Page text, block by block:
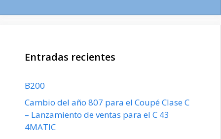
Entradas recientes
B200
Cambio del año 807 para el Coupé Clase C
– Lanzamiento de ventas para el C 43
4MATIC